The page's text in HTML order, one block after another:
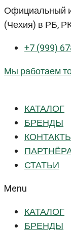
Перейти
к
Официальный
(Чехия) в РБ,
+7 (999)
Мы работаем
КАТАЛОГ
БРЕНДЫ
СТАТЬИ
Menu
КАТАЛОГ
БРЕНДЫ